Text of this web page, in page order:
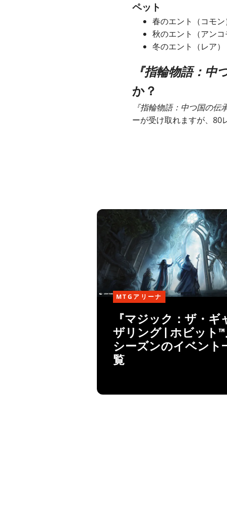
ペット
春のエント（コモン
秋のエント（アンコ
冬のエント（レア）
『指輪物語：中
か？
『指輪物語：中つ国の伝
ーが受け取れますが、80
MTGアリーナ
『マジック：ザ・ギ
ザリング | ホビット™
シーズンのイベント
覧